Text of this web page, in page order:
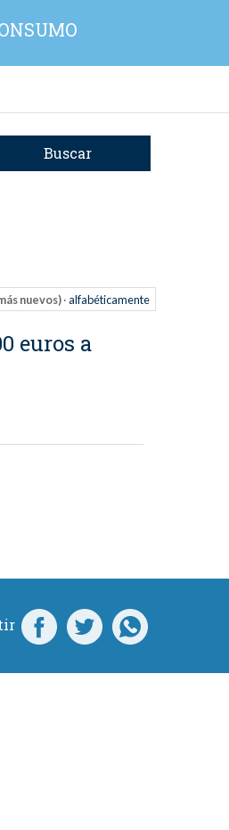
nuevos) ·alfabéticamente
euros a